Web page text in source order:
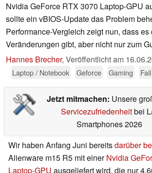
Nvidia GeForce RTX 3070 Laptop-GPU
sollte ein vBIOS-Update das Problem
Performance-Vergleich zeigt nun, dass es
Veränderungen gibt, aber nicht nur zum
Hannes Brecher, Veröffentlicht am
Laptop / Notebook Geforce Gaming Fail
Jetzt mitmachen: Unsere
Servicezufriedenheitbei
Smartphones 2026
Wir haben Anfang Juni bereitsdarüber
Alienware m15 R5 mit einerNvidia
Laptop-GPU ausgeliefert wird, die nur